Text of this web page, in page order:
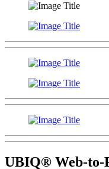
UBIQ®️ Web-to-